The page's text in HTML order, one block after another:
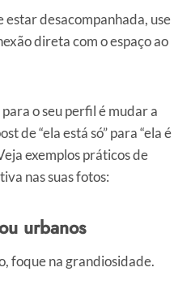
estar desacompanhada, use
direta com o espaço ao
o seu perfil é mudar a
de “ela está só” para “ela é
exemplos práticos de
nas suas fotos:
urbanos
foque na grandiosidade.